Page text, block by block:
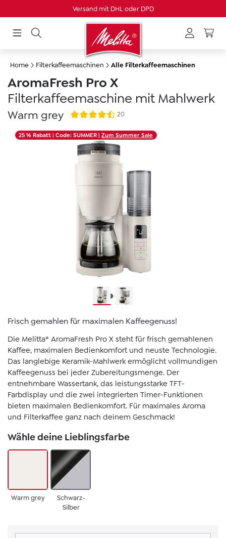
Versand mit DHL oder DPD
Home Filterkaffeemaschinen Alle Filterkaffeemaschinen
AromaFresh Pro X
Filterkaffeemaschine mit Mahlwerk
Warm grey 20
Bildergalerie überspringen
25 % Rabatt | Code: SUMMER |Zum Summer Sale
Frisch gemahlen für maximalen Kaffeegenuss!
Die Melitta® AromaFresh Pro X steht für frisch gemahlenen
Kaffee, maximalen Bedienkomfort und neuste Technologie.
Das langlebige Keramik-Mahlwerk ermöglicht vollmundigen
Kaffeegenuss bei jeder Zubereitungsmenge. Der
entnehmbare Wassertank, das leistungsstarke TFT-
Farbdisplay und die zwei integrierten Timer-Funktionen
bieten maximalen Bedienkomfort. Für maximales Aroma
und Filterkaffee ganz nach deinem Geschmack!
Wähle deine Lieblingsfarbe
Warm grey
Schwarz-
Silber